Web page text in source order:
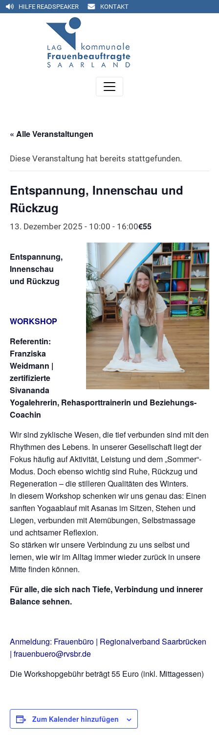
HILFE READSPEAKER KONTAKT
« Alle Veranstaltungen
Diese Veranstaltung hat bereits stattgefunden.
Entspannung, Innenschau und
Rückzug
13. Dezember 2025 - 10:00 - 16:00€55
Entspannung,
Innenschau
und Rückzug
WORKSHOP
Referentin:
Franziska
Weidmann |
zertifizierte
Sivananda
Yogalehrerin, Rehasporttrainerin und Beziehungs-
Coachin
Wir sind zyklische Wesen, die tief verbunden sind mit den
Rhythmen des Lebens. In unserer Gesellschaft liegt der
Fokus häufig auf Aktivität, Leistung und dem „Sommer“-
Modus. Doch ebenso wichtig sind Ruhe, Rückzug und
Regeneration – die stilleren Qualitäten des Winters.
In diesem Workshop schenken wir uns genau das: Einen
sanften Yogaablauf mit Asanas im Sitzen, Stehen und
Liegen, verbunden mit Atemübungen, Selbstmassage
und achtsamer Reflexion.
So stärken wir unsere Verbindung zu uns selbst und
lernen, wie wir im Alltag immer wieder zurück in unsere
Mitte finden können.
Für alle, die sich nach Tiefe, Verbindung und innerer
Balance sehnen.
Anmeldung: Frauenbüro | Regionalverband Saarbrücken
| frauenbuero@rvsbr.de
Die Workshopgebühr beträgt 55 Euro (inkl. Mittagessen)
Zum Kalender hinzufügen